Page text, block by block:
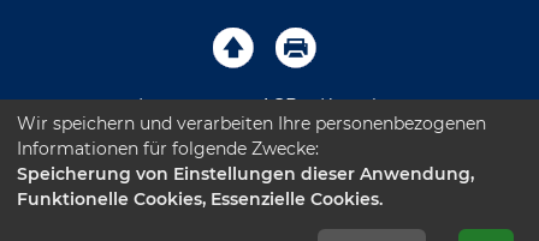
Impressum AGB Kontakt
Sitemap Datenschutz Leichte Sprache
Barrierefreiheitserklärung
Wir speichern und verarbeiten Ihre personenbezogenen
Informationen für folgende Zwecke:
Speicherung von Einstellungen dieser Anwendung,
Funktionelle Cookies, Essenzielle Cookies.